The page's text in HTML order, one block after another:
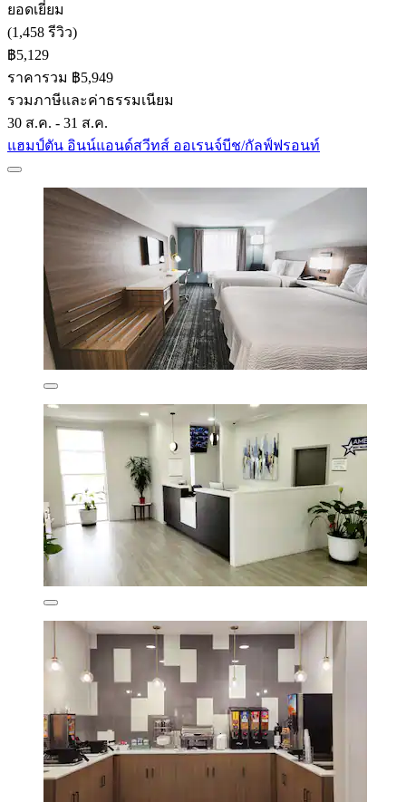
ยอดเยี่ยม
(1,458 รีวิว)
฿5,129
ราคารวม ฿5,949
รวมภาษีและค่าธรรมเนียม
30 ส.ค. - 31 ส.ค.
แฮมป์ตัน อินน์แอนด์สวีทส์ ออเรนจ์บีช/กัลฟ์ฟรอนท์